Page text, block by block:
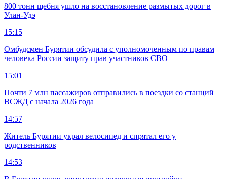
800 тонн щебня ушло на восстановление размытых дорог в
Улан-Удэ
15:15
Омбудсмен Бурятии обсудила с уполномоченным по правам
человека России защиту прав участников СВО
15:01
Почти 7 млн пассажиров отправились в поездки со станций
ВСЖД с начала 2026 года
14:57
Житель Бурятии украл велосипед и спрятал его у
родственников
14:53